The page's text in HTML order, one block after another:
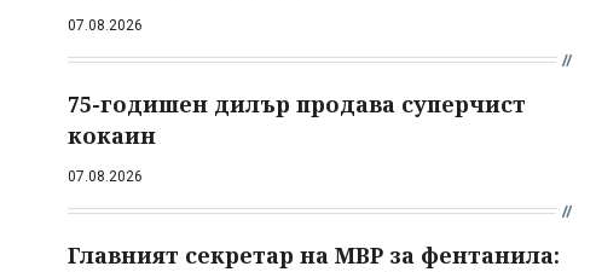
07.08.2026
75-годишен дилър продава суперчист
кокаин
07.08.2026
Главният секретар на МВР за фентанила: